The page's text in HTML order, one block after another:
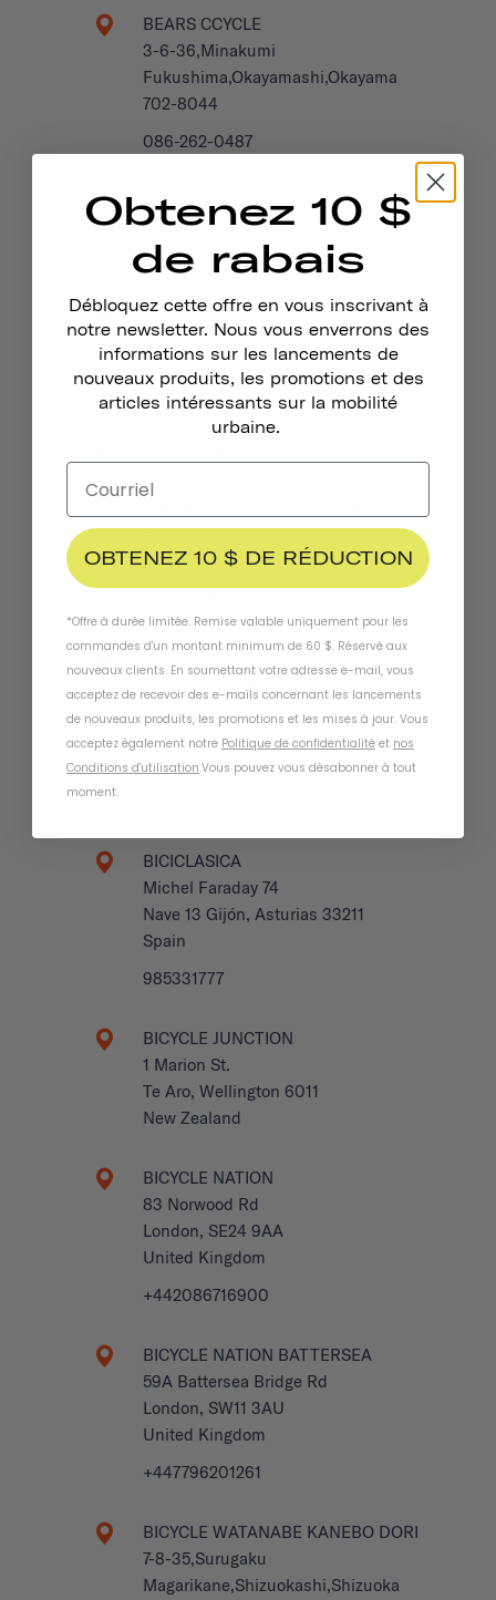
BEARS CCYCLE
3-6-36,Minakumi
Fukushima,Okayamashi,Okayama
702-8044
086-262-0487
BEIC & LIFESTYLE
Seestrasse 115
Horn TG, 9326
BELL'S BICYCLES
4 George St
Hastings, TN34 3EG
United Kingdom
1228 Pittwater Rd
Australia
0422 708 950
BEYOND BIKES
Suite H
Laguna Niguel, CA 92677
US
BICICLASICA
Michel Faraday 74
Nave 13 Gijón, Asturias 33211
Spain
985331777
BICYCLE JUNCTION
1 Marion St.
Te Aro, Wellington 6011
New Zealand
BICYCLE NATION
83 Norwood Rd
London, SE24 9AA
United Kingdom
+442086716900
BICYCLE NATION BATTERSEA
59A Battersea Bridge Rd
London, SW11 3AU
United Kingdom
+447796201261
BICYCLE WATANABE KANEBO DORI
7-8-35,Surugaku
Magarikane,Shizuokashi,Shizuoka
Obtenez 10 $
de rabais
Débloquez cette offre en vous inscrivant à
notre newsletter. Nous vous enverrons des
informations sur les lancements de
nouveaux produits, les promotions et des
articles intéressants sur la mobilité
urbaine.
OBTENEZ 10 $ DE RÉDUCTION
*Offre à durée limitée. Remise valable uniquement pour les
commandes d'un montant minimum de 60 $. Réservé aux
nouveaux clients. En soumettant votre adresse e-mail, vous
acceptez de recevoir des e-mails concernant les lancements
de nouveaux produits, les promotions et les mises à jour. Vous
acceptez également notre Politique de confidentialité et nos
Conditions d'utilisation.Vous pouvez vous désabonner à tout
moment.